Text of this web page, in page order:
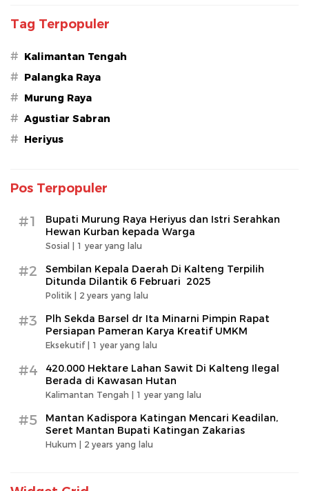
Tag Terpopuler
# Kalimantan Tengah
# Palangka Raya
# Murung Raya
# Agustiar Sabran
# Heriyus
Pos Terpopuler
#1
Bupati Murung Raya Heriyus dan Istri Serahkan
Hewan Kurban kepada Warga
Sosial | 1 year yang lalu
#2
Sembilan Kepala Daerah Di Kalteng Terpilih
Ditunda Dilantik 6 Februari 2025
Politik | 2 years yang lalu
#3
Plh Sekda Barsel dr Ita Minarni Pimpin Rapat
Persiapan Pameran Karya Kreatif UMKM
Eksekutif | 1 year yang lalu
#4
420.000 Hektare Lahan Sawit Di Kalteng Ilegal
Berada di Kawasan Hutan
Kalimantan Tengah | 1 year yang lalu
#5
Mantan Kadispora Katingan Mencari Keadilan,
Seret Mantan Bupati Katingan Zakarias
Hukum | 2 years yang lalu